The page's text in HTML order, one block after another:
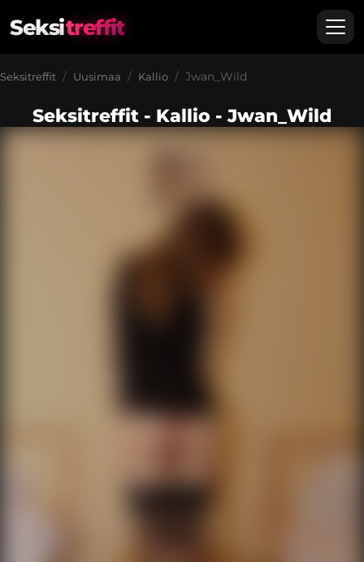
Seksitreffit
Seksitreffit Uusimaa Kallio Jwan_Wild
Seksitreffit - Kallio - Jwan_Wild